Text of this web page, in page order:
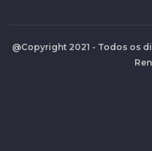
@Copyright 2021 - Todos os